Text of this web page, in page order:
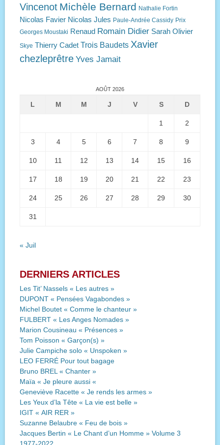
Vincenot Michèle Bernard Nathalie Fortin
Nicolas Favier Nicolas Jules Paule-Andrée Cassidy Prix
Georges Moustaki Renaud Romain Didier Sarah Olivier
Skye Thierry Cadet Trois Baudets Xavier
chezleprêtre Yves Jamait
AOÛT 2026
L M M J V S D
1 2
3 4 5 6 7 8 9
10 11 12 13 14 15 16
17 18 19 20 21 22 23
24 25 26 27 28 29 30
31
« Juil
DERNIERS ARTICLES
Les Tit’ Nassels « Les autres »
DUPONT « Pensées Vagabondes »
Michel Boutet « Comme le chanteur »
FULBERT « Les Anges Nomades »
Marion Cousineau « Présences »
Tom Poisson « Garçon(s) »
Julie Campiche solo « Unspoken »
LEO FERRÉ Pour tout bagage
Bruno BREL « Chanter »
Maïa « Je pleure aussi «
Geneviève Racette « Je rends les armes »
Les Yeux d’la Tête « La vie est belle »
IGIT « AIR RER »
Suzanne Belaubre « Feu de bois »
Jacques Bertin « Le Chant d’un Homme » Volume 3
1977-2022